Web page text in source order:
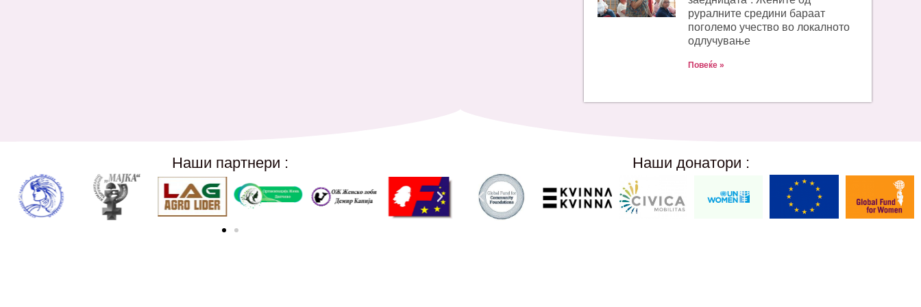
руралните средини бараат
поголемо учество во локалното
одлучување
Повеќе »
Наши партнери : Наши донатори :